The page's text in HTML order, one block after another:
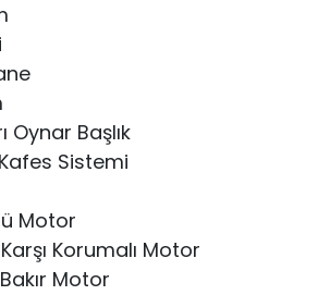
Oynar Başlık
Sistemi
Motor
Korumalı Motor
Motor